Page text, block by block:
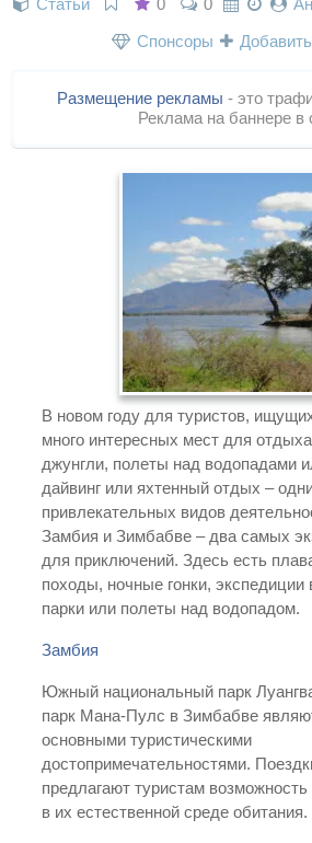
Статьи 0 0
Спонсоры
Добавить
Размещение рекламы - это
Реклама на баннере в
В новом году для туристов,
много интересных мест для
джунгли, полеты над водопадами
дайвинг или яхтенный отдых –
привлекательных видов
Замбия и Зимбабве – два самых
для приключений. Здесь есть
походы, ночные гонки,
парки или полеты над водопадом.
Замбия
Южный национальный парк
парк Мана-Пулс в Зимбабве
основными туристическими
достопримечательностями.
предлагают туристам
в их естественной среде обитания.